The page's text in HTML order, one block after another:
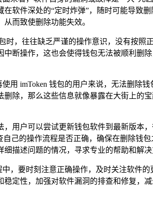
软件深处的“定时炸弹”，随时可能导致
而致使删除功能失效。
，往往缺乏严谨的操作意识，没有按
断操作，这也会使得钱包无法被顺利删
用 imToken 钱包的用户来说，无法删除
除，那么这些信息就像暴露在大街上的
用户可以尝试更新钱包软件到最新版本
己的操作流程是否正确，确保在删除钱
描述问题的情况，寻求专业的帮助和解决
，要时刻注意正确操作，及时关注软件
定性，加强对软件漏洞的排查和修复，